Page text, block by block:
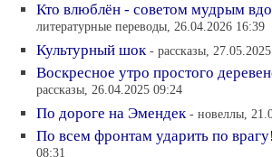
Кто влюблён - советом мудрым
литературные переводы, 26.04.2026 16:39
Культурный шок - рассказы,
Воскресное утро простого
рассказы, 26.04.2025 09:24
По дороге на Эмендек - новеллы,
По всем фронтам ударить по врагу!